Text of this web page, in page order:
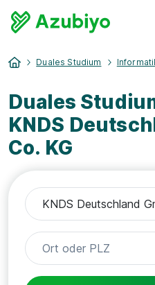
Duales Studium
Duales
KNDS
Co. KG